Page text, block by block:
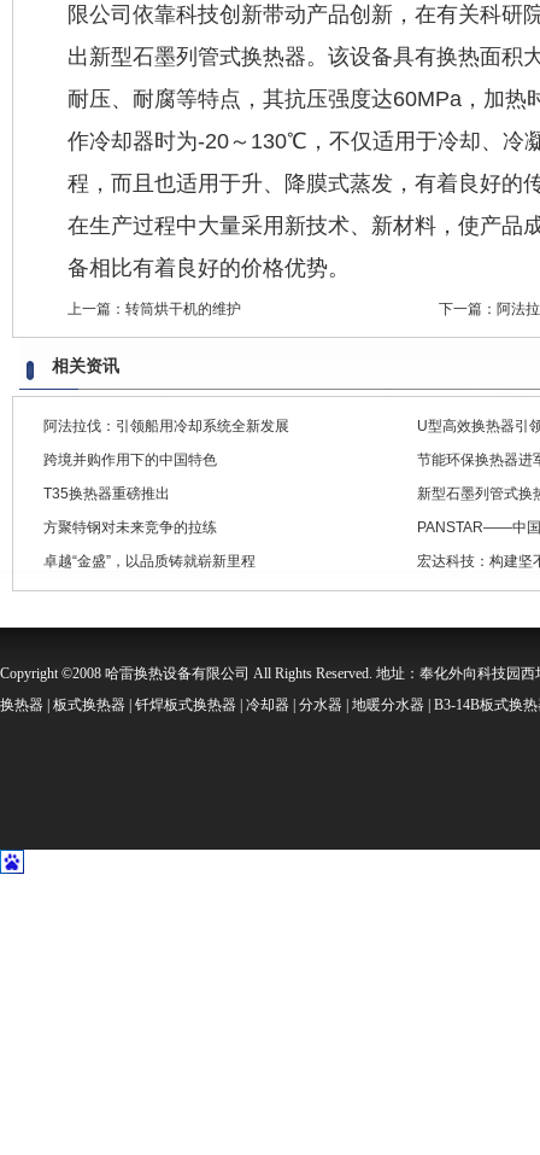
限公司依靠科技创新带动产品创新，在有关科研
出新型石墨列管式换热器。该设备具有换热面积
耐压、耐腐等特点，其抗压强度达60MPa，加
作冷却器时为-20～130℃，不仅适用于冷却、冷
程，而且也适用于升、降膜式蒸发，有着良好的
在生产过程中大量采用新技术、新材料，使产品
备相比有着良好的价格优势。
上一篇： 转筒烘干机的维护 下一篇： 阿法
相关资讯
阿法拉伐：引领船用冷却系统全新发展
U型高效换热器引
跨境并购作用下的中国特色
节能环保换热器进
T35换热器重磅推出
新型石墨列管式换
方聚特钢对未来竞争的拉练
PANSTAR——中
卓越“金盛”，以品质铸就崭新里程
宏达科技：构建坚
Copyright ©2008 哈雷换热设备有限公司 All Rights Reserved. 地址：奉化外向科技园
换热器 | 板式换热器 | 钎焊板式换热器 | 冷却器 | 分水器 | 地暖分水器 | B3-14B板式换